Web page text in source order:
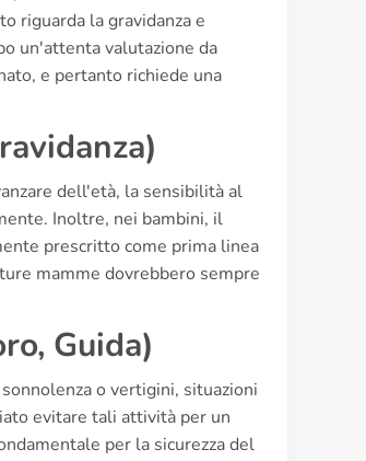
riguarda la gravidanza e
un'attenta valutazione da
e pertanto richiede una
dell'età, la sensibilità al
Inoltre, nei bambini, il
prescritto come prima linea
mamme dovrebbero sempre
Guida)
o vertigini, situazioni
evitare tali attività per un
per la sicurezza del